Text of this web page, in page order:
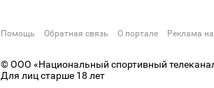
Помощь Обратная связь О портале Реклама
© ООО «Национальный спортивный
Для лиц старше 18 лет